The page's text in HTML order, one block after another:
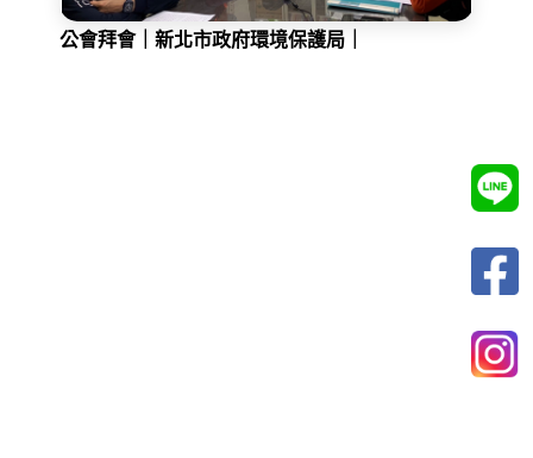
公會拜會｜新北市政府環境保護局｜